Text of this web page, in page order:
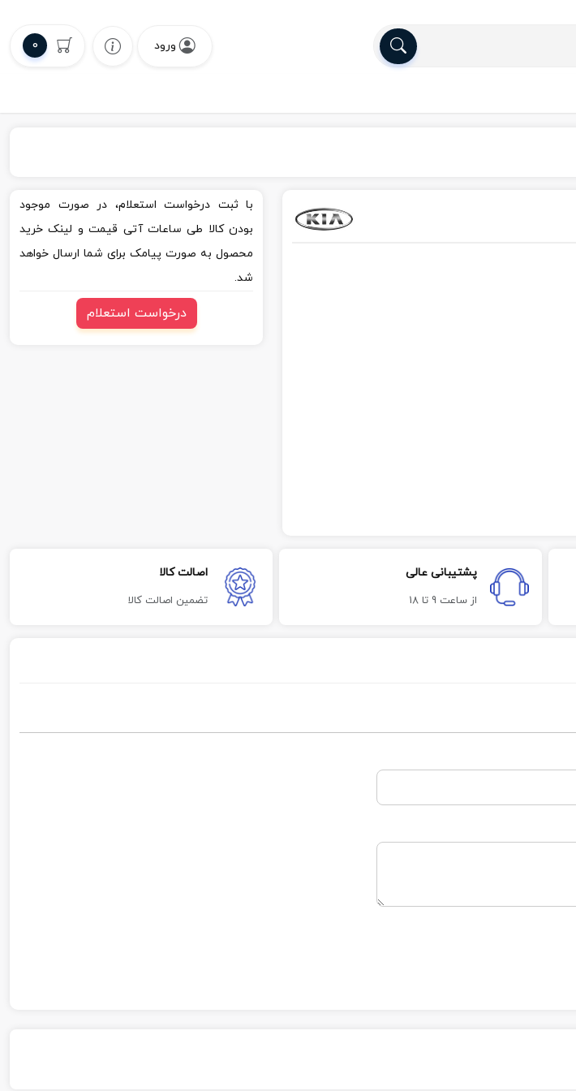
ورود 0
با ثبت درخواست استعلام، در صورت موجود
بودن کالا طی ساعات آتی قیمت و لینک خرید
محصول به صورت پیامک برای شما ارسال خواهد
شد.
درخواست استعلام
پشتیبانی عالی
از ساعت 9 تا 18
اصالت کالا
تضمین اصالت کالا